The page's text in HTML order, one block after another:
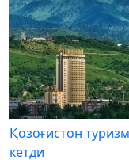
Қозоғистон
кетди